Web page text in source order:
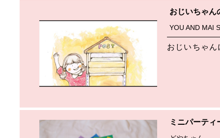
おじいちゃん
YOU AND MAI
おじいちゃ
ミニパーティ